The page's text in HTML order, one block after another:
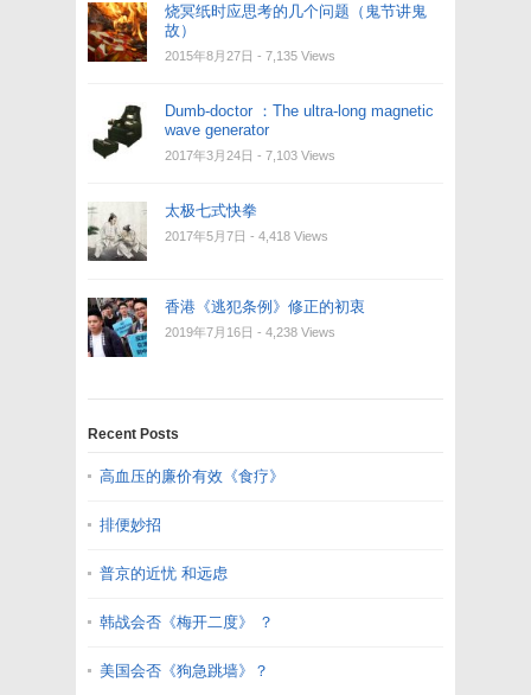
烧冥纸时应思考的几个问题（鬼节讲鬼
故）
2015年8月27日 - 7,135 Views
Dumb-doctor ：The ultra-long magnetic
wave generator
2017年3月24日 - 7,103 Views
太极七式快拳
2017年5月7日 - 4,418 Views
香港《逃犯条例》修正的初衷
2019年7月16日 - 4,238 Views
Recent Posts
高血压的廉价有效《食疗》
排便妙招
普京的近忧 和远虑
韩战会否《梅开二度》 ？
美国会否《狗急跳墙》？